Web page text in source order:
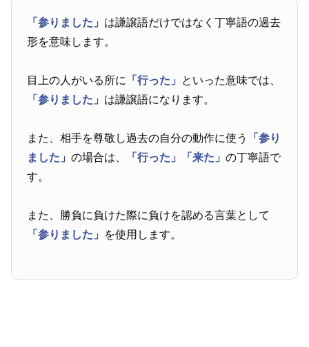
「参りました」 は謙譲語だけではなく丁寧語の過去
形を意味します。
目上の人がいる所に 「行った」 といった意味では、
「参りました」 は謙譲語になります。
また、相手を尊敬し過去の自分の動作に使う
「参り
ました」の場合は、 「行った」 「来た」の丁寧語で
す。
また、勝負に負けた際に負けを認める言葉として
「参りました」 を使用します。